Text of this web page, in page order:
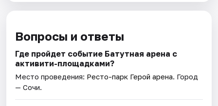
Вопросы и ответы
Где пройдет событие Батутная арена с
активити-площадками?
Место проведения: Ресто-парк Герой арена. Город
— Сочи.